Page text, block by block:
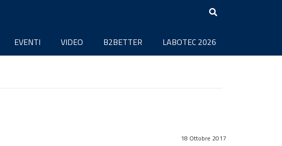
EVENTI VIDEO B2BETTER LABOTEC 2026
18 Ottobre 2017